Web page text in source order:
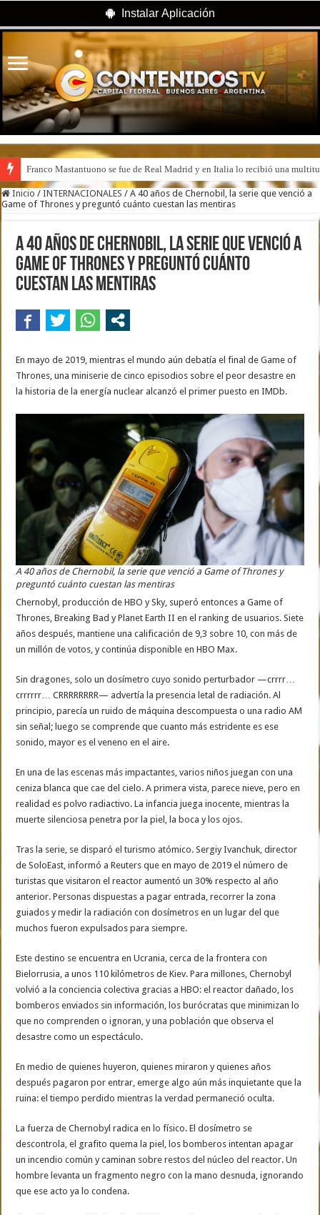
Instalar Aplicación
Franco Mastantuono se fue de Real Madrid y en Italia lo recibió una
Inicio / INTERNACIONALES / A 40 años de Chernobil, la serie que venció a
Game of Thrones y preguntó cuánto cuestan las mentiras
A 40 años de Chernobil, la serie que venció a
Game of Thrones y preguntó cuánto
cuestan las mentiras
En mayo de 2019, mientras el mundo aún debatía el final de Game of
Thrones, una miniserie de cinco episodios sobre el peor desastre en
la historia de la energía nuclear alcanzó el primer puesto en IMDb.
A 40 años de Chernobil, la serie que venció a Game of Thrones y
preguntó cuánto cuestan las mentiras
Chernobyl, producción de HBO y Sky, superó entonces a Game of
Thrones, Breaking Bad y Planet Earth II en el ranking de usuarios. Siete
años después, mantiene una calificación de 9,3 sobre 10, con más de
un millón de votos, y continúa disponible en HBO Max.
Sin dragones, solo un dosímetro cuyo sonido perturbador —crrrr…
crrrrrr… CRRRRRRRR— advertía la presencia letal de radiación. Al
principio, parecía un ruido de máquina descompuesta o una radio AM
sin señal; luego se comprende que cuanto más estridente es ese
sonido, mayor es el veneno en el aire.
En una de las escenas más impactantes, varios niños juegan con una
ceniza blanca que cae del cielo. A primera vista, parece nieve, pero en
realidad es polvo radiactivo. La infancia juega inocente, mientras la
muerte silenciosa penetra por la piel, la boca y los ojos.
Tras la serie, se disparó el turismo atómico. Sergiy Ivanchuk, director
de SoloEast, informó a Reuters que en mayo de 2019 el número de
turistas que visitaron el reactor aumentó un 30% respecto al año
anterior. Personas dispuestas a pagar entrada, recorrer la zona
guiados y medir la radiación con dosímetros en un lugar del que
muchos fueron expulsados para siempre.
Este destino se encuentra en Ucrania, cerca de la frontera con
Bielorrusia, a unos 110 kilómetros de Kiev. Para millones, Chernobyl
volvió a la conciencia colectiva gracias a HBO: el reactor dañado, los
bomberos enviados sin información, los burócratas que minimizan lo
que no comprenden o ignoran, y una población que observa el
desastre como un espectáculo.
En medio de quienes huyeron, quienes miraron y quienes años
después pagaron por entrar, emerge algo aún más inquietante que la
ruina: el tiempo perdido mientras la verdad permaneció oculta.
La fuerza de Chernobyl radica en lo físico. El dosímetro se
descontrola, el grafito quema la piel, los bomberos intentan apagar
un incendio común y caminan sobre restos del núcleo del reactor. Un
hombre levanta un fragmento negro con la mano desnuda, ignorando
que ese acto ya lo condena.